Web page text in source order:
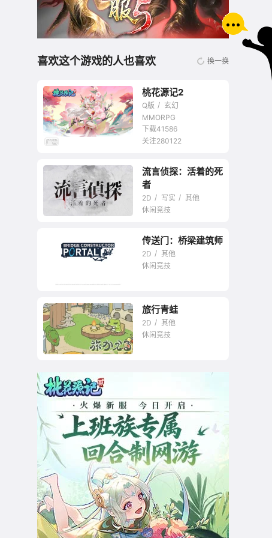
喜欢这个游戏的人也喜欢 换一换
桃花源记2
Q版
玄幻
MMORPG
下载41586
关注280122
流言侦探：活着的死
者
2D 写实
其他
休闲竞技
传送门：桥梁建筑师
2D
其他
休闲竞技
旅行青蛙
2D
其他
休闲竞技